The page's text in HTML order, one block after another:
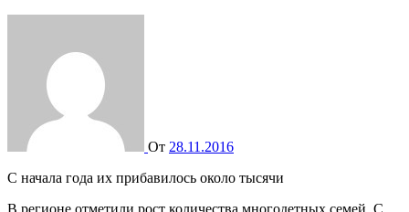
От 28.11.2016
С начала года их прибавилось около тысячи
В регионе отметили рост количества многодетных семей. С